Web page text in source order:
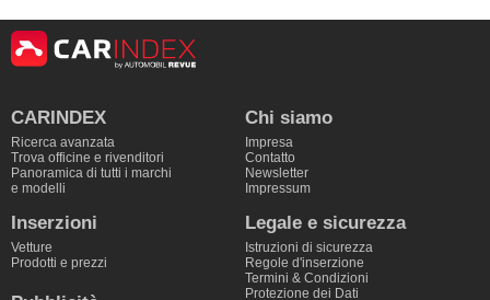
CARINDEX
Ricerca avanzata
Trova officine e rivenditori
Panoramica di tutti i marchi
e modelli
Chi siamo
Impresa
Contatto
Newsletter
Impressum
Inserzioni
Vetture
Prodotti e prezzi
Legale e sicurezza
Istruzioni di sicurezza
Regole d'inserzione
Termini & Condizioni
Protezione dei Dati